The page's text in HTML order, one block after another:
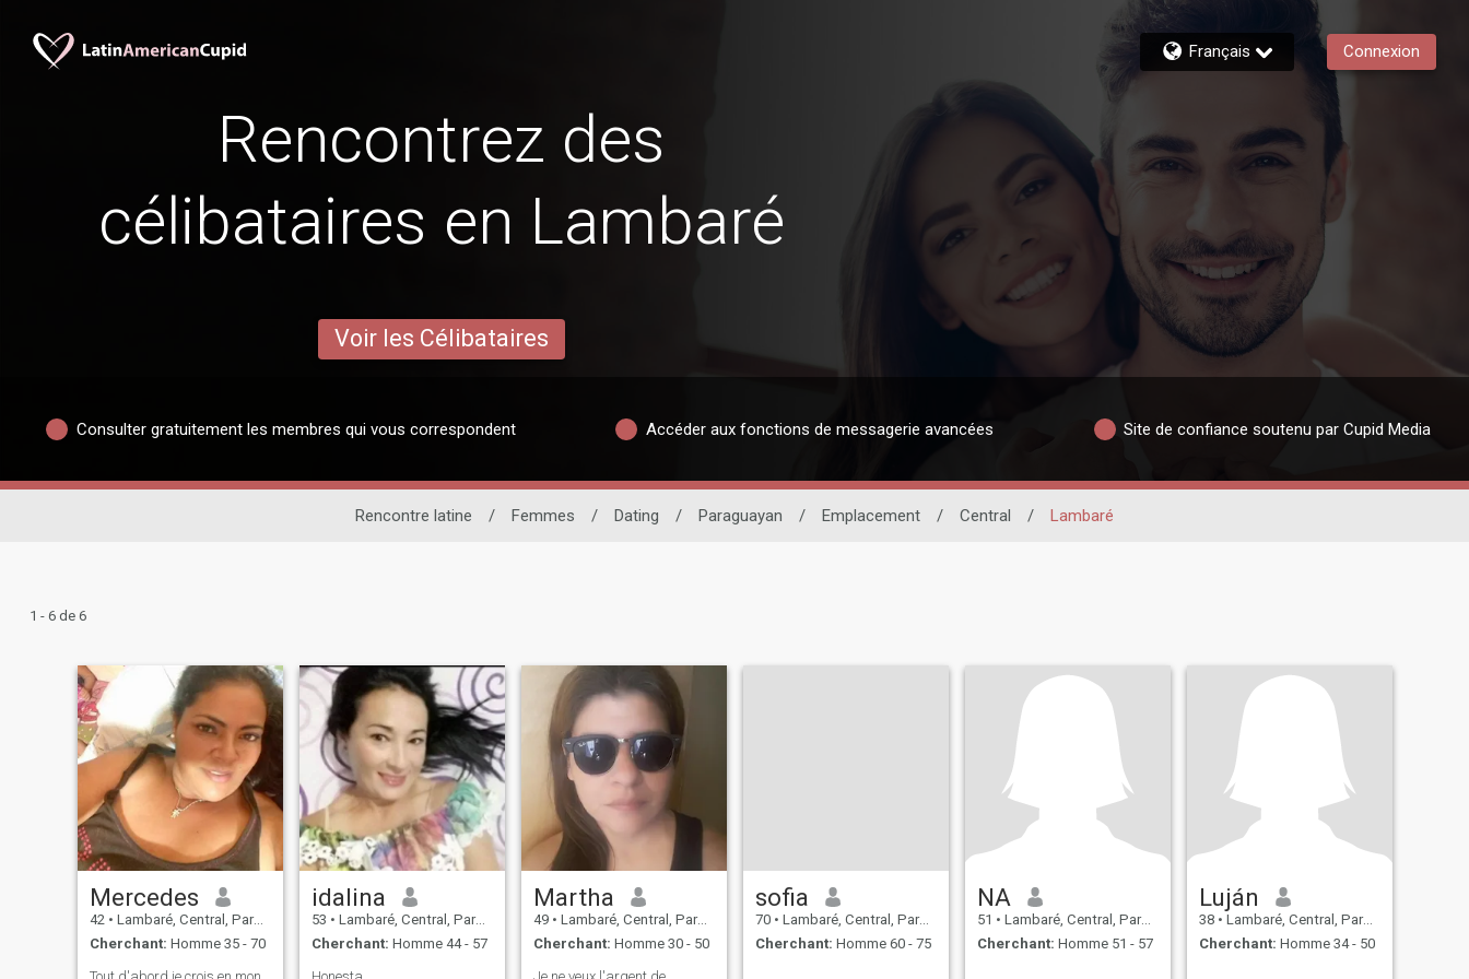
Français Connexion
Rencontrez des
célibataires en Lambaré
Voir les Célibataires
Consulter gratuitement les membres qui vous correspondent Accéder aux fonctions de messagerie avancées Site de confiance soutenu par Cupid Media
Rencontre latine / Femmes / Dating / Paraguayan / Emplacement / Central / Lambaré
1 - 6 de 6
Mercedes
42 • Lambaré, Central, Paraguay
Cherchant: Homme 35 - 70
idalina
53 • Lambaré, Central, Paraguay
Cherchant: Homme 44 - 57
Martha
49 • Lambaré, Central, Paraguay
Cherchant: Homme 30 - 50
sofia
70 • Lambaré, Central, Paraguay
Cherchant: Homme 60 - 75
NA
51 • Lambaré, Central, Paraguay
Cherchant: Homme 51 - 57
Luján
38 • Lambaré, Central, Paraguay
Cherchant: Homme 34 - 50